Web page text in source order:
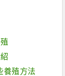
養殖方法